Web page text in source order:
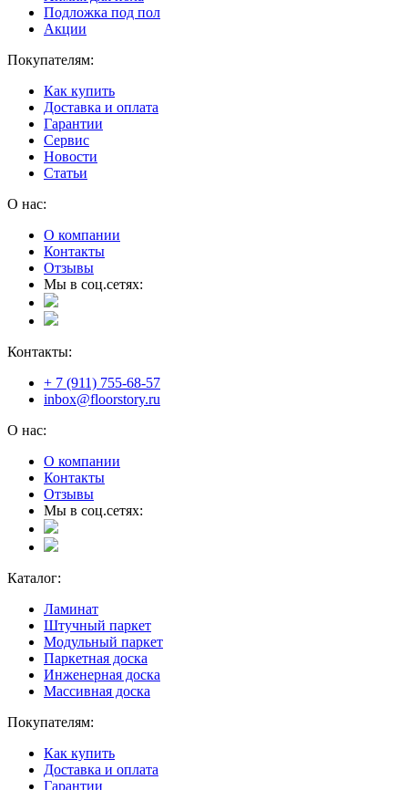
Подложка под пол
Акции
Покупателям:
Как купить
Доставка и оплата
Гарантии
Сервис
Новости
Статьи
О нас:
О компании
Контакты
Отзывы
Мы в соц.сетях:
Контакты:
+ 7 (911) 755-68-57
inbox@floorstory.ru
О нас:
О компании
Контакты
Отзывы
Мы в соц.сетях:
Каталог:
Ламинат
Штучный паркет
Модульный паркет
Паркетная доска
Инженерная доска
Массивная доска
Покупателям:
Как купить
Доставка и оплата
Гарантии